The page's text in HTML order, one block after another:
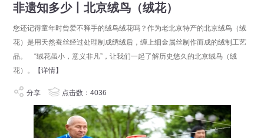
非遗知多少丨北京绒鸟（绒花）
您还记得童年时曾爱不释手的绒鸟绒花吗？作为老北京特产的北京绒鸟（绒
花）是用天然蚕丝经过处理制成绣绒后，缠上细金属丝制作而成的绒制工艺
品。 “绒花虽小，意义非凡”，让我们一起了解历史悠久的北京绒鸟（绒
花）。
【详情】
分享 点击数：4036